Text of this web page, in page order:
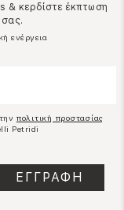
& κερδίστε έκπτωση
ενέργεια
πολιτική προστασίας
Petridi